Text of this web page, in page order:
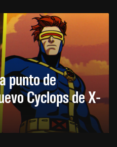
punto de
Cyclops de X-